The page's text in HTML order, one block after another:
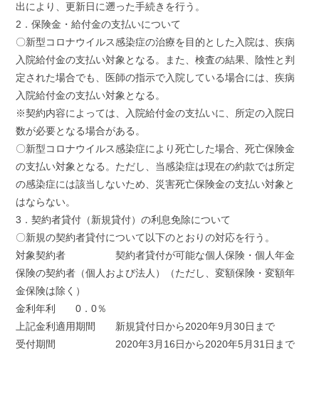
出により、更新日に遡った手続きを行う。
2．保険金・給付金の支払いについて
〇新型コロナウイルス感染症の治療を目的とした入院は、疾病
入院給付金の支払い対象となる。また、検査の結果、陰性と判
定された場合でも、医師の指示で入院している場合には、疾病
入院給付金の支払い対象となる。
※契約内容によっては、入院給付金の支払いに、所定の入院日
数が必要となる場合がある。
〇新型コロナウイルス感染症により死亡した場合、死亡保険金
の支払い対象となる。ただし、当感染症は現在の約款では所定
の感染症には該当しないため、災害死亡保険金の支払い対象と
はならない。
3．契約者貸付（新規貸付）の利息免除について
〇新規の契約者貸付について以下のとおりの対応を行う。
対象契約者 契約者貸付が可能な個人保険・個人年金
保険の契約者（個人および法人）（ただし、変額保険・変額年
金保険は除く）
金利年利 0．0％
上記金利適用期間 新規貸付日から2020年9月30日まで
受付期間 2020年3月16日から2020年5月31日まで